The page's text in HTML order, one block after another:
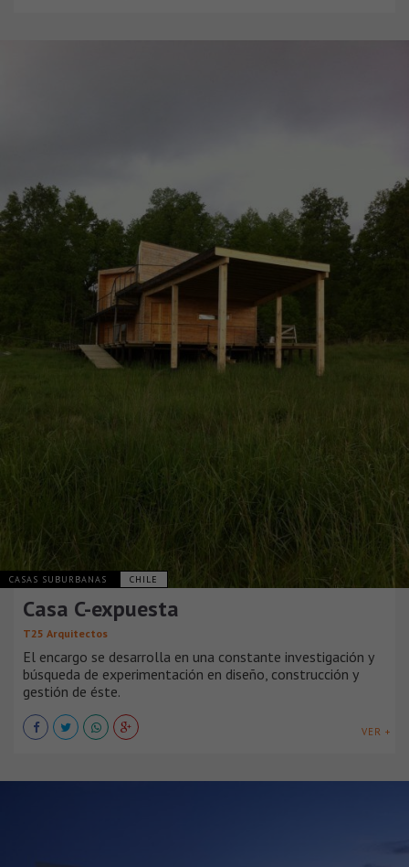
CASAS SUBURBANAS CHILE
Casa C-expuesta
T25 Arquitectos
El encargo se desarrolla en una constante investigación y
búsqueda de experimentación en diseño, construcción y
gestión de éste.
VER +